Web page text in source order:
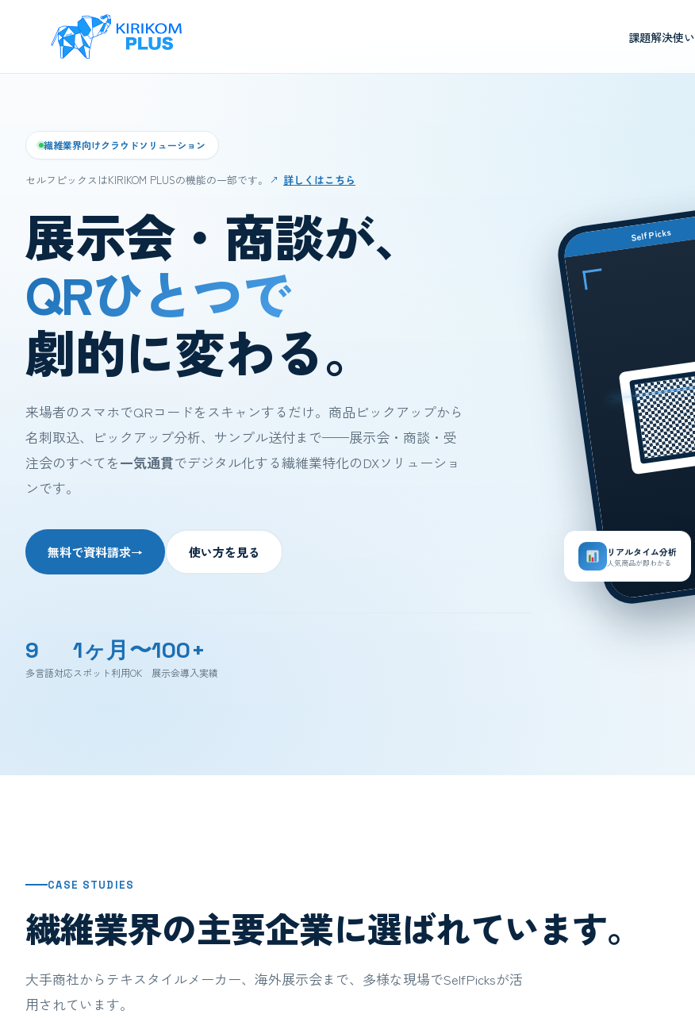
課題解決使
繊維業界向けクラウドソリューション
セルフピックスはKIRIKOM PLUSの機能の一部です。 ↗ 詳しくはこちら
展示会・商談が、
QRひとつで
劇的に変わる。
来場者のスマホでQRコードをスキャンするだけ。商品ピックアップから
名刺取込、ピックアップ分析、サンプル送付まで——展示会・商談・受
注会のすべてを一気通貫でデジタル化する繊維業特化のDXソリューショ
ンです。
無料で資料請求→ 使い方を見る
9
多言語対応
1ヶ月〜
スポット利用OK
100+
展示会導入実績
SelfPicks
リアルタイム分析
人気商品が即わかる
CASE STUDIES
繊維業界の主要企業に選ばれています。
大手商社からテキスタイルメーカー、海外展示会まで、多様な現場でSelfPicksが活
用されています。